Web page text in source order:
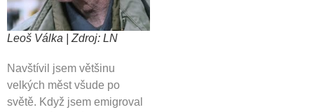
Leoš Válka | Zdroj: LN
Navštívil jsem většinu
velkých měst všude po
světě. Když jsem emigroval